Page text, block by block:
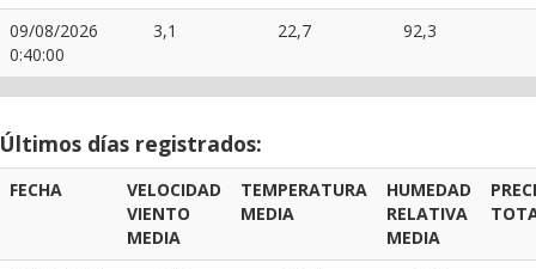
09/08/2026
0:40:00
3,1 22,7 92,3
Últimos días registrados:
FECHA
VELOCIDAD
VIENTO
MEDIA
TEMPERATURA
MEDIA
HUMEDAD
RELATIVA
MEDIA